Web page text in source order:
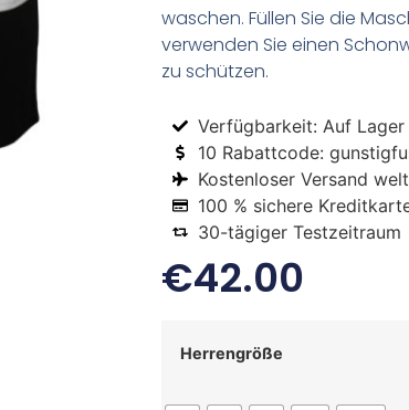
waschen. Füllen Sie die
verwenden Sie einen
zu schützen.
Verfügbarkeit: Auf Lager
10 Rabattcode:
Kostenloser Versand
100 % sichere
30-tägiger Testzeitraum
€42.00
Herrengröße